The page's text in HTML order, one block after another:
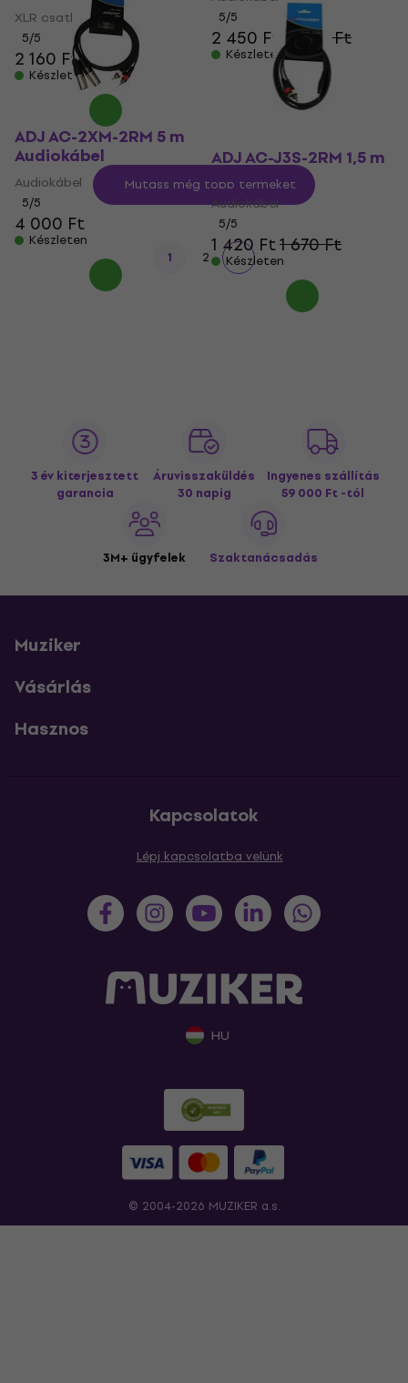
XLR csatlakozó
5/5
2 160 Ft
Készleten
5/5
2 450 Ft 2 600 Ft
Készleten
ADJ AC-2XM-2RM 5 m
Audiokábel
Audiokábel
5/5
4 000 Ft
Készleten
ADJ AC-J3S-2RM 1,5 m
Audiokábel
Audiokábel
5/5
1 420 Ft1 670 Ft
Készleten
Mutass még több terméket
1 2
3 év kiterjesztett
garancia
Áruvisszaküldés
30 napig
Ingyenes szállítás
59 000 Ft -tól
3M+ ügyfelek Szaktanácsadás
Muziker
Vásárlás
Hasznos
Kapcsolatok
Lépj kapcsolatba velünk
HU
© 2004-2026 MUZIKER a.s.